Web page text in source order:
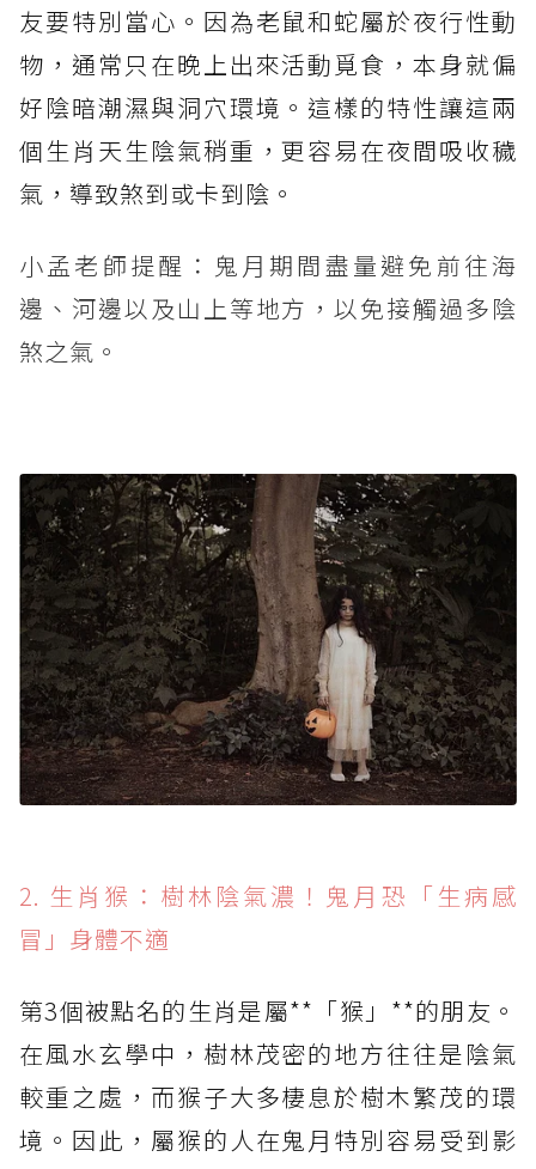
友要特別當心。因為老鼠和蛇屬於夜行性動
物，通常只在晚上出來活動覓食，本身就偏
好陰暗潮濕與洞穴環境。這樣的特性讓這兩
個生肖天生陰氣稍重，更容易在夜間吸收穢
氣，導致煞到或卡到陰。
小孟老師提醒：鬼月期間盡量避免前往海
邊、河邊以及山上等地方，以免接觸過多陰
煞之氣。
2. 生肖猴：樹林陰氣濃！鬼月恐「生病感
冒」身體不適
第3個被點名的生肖是屬**「猴」**的朋友。
在風水玄學中，樹林茂密的地方往往是陰氣
較重之處，而猴子大多棲息於樹木繁茂的環
境。因此，屬猴的人在鬼月特別容易受到影